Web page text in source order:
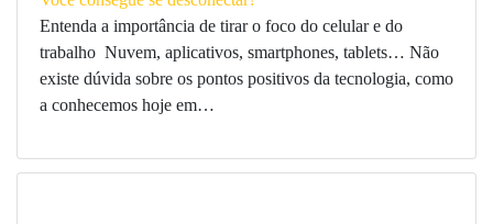
Entenda a importância de tirar o foco do celular e do
trabalho Nuvem, aplicativos, smartphones, tablets… Não
existe dúvida sobre os pontos positivos da tecnologia, como
a conhecemos hoje em…